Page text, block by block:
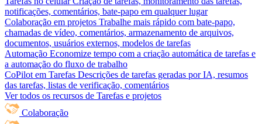
notificações, comentários, bate-papo em qualquer lugar
Colaboração em projetos Trabalhe mais rápido com bate-papo,
chamadas de vídeo, comentários, armazenamento de arquivos,
documentos, usuários externos, modelos de tarefas
Automação Economize tempo com a criação automática de tarefas e
a automação do fluxo de trabalho
CoPilot em Tarefas Descrições de tarefas geradas por IA, resumos
das tarefas, listas de verificação, comentários
Ver todos os recursos de Tarefas e projetos
Colaboração